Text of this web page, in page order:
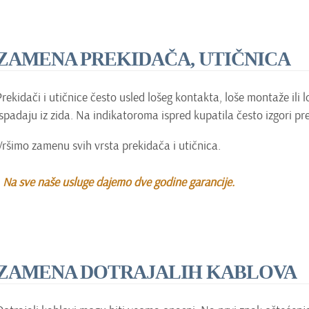
PREKIDAČA, UTIČNICA
i utičnice često usled lošeg kontakta, loše montaže ili
iz zida. Na indikatoroma ispred kupatila često izgori
zamenu svih vrsta prekidača i utičnica.
Na sve naše usluge dajemo dve godine garancije.
DOTRAJALIH KABLOVA